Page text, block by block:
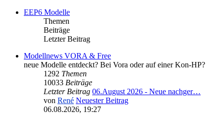
EEP6 Modelle
Themen
Beiträge
Letzter Beitrag
Modellnews VORA & Free
neue Modelle entdeckt? Bei Vora oder auf einer Kon-HP?
1292 Themen
10033 Beiträge
Letzter Beitrag 06.August 2026 - Neue nachger…
von René Neuester Beitrag
06.08.2026, 19:27